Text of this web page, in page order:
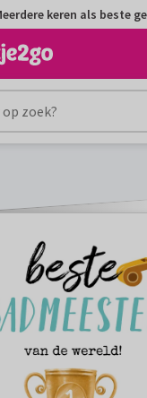
keren als beste